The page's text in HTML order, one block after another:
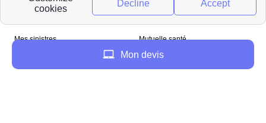
Mes sinistres
Mutuelle santé
Mon devis